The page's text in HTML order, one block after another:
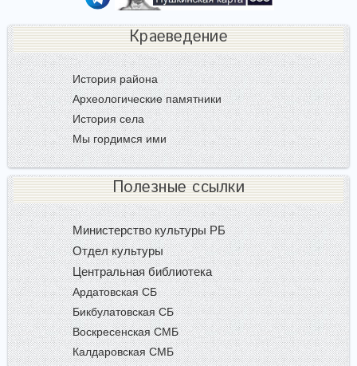
Краеведение
История района
Археологические памятники
История села
Мы гордимся ими
Полезные ссылки
Министерство культуры РБ
Отдел культуры
Центральная библиотека
Ардатовская СБ
Бикбулатовская СБ
Воскресенская СМБ
Калдаровская СМБ